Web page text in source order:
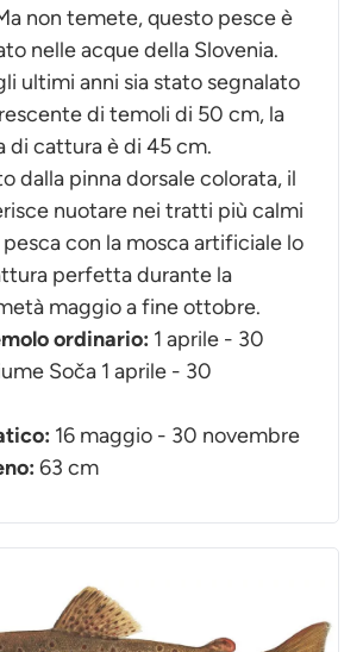
non temete, questo pesce è
nelle acque della Slovenia.
ultimi anni sia stato segnalato
di temoli di 50 cm, la
di cattura è di 45 cm.
dalla pinna dorsale colorata, il
nuotare nei tratti più calmi
con la mosca artificiale lo
perfetta durante la
maggio a fine ottobre.
ordinario: 1 aprile - 30
Soča 1 aprile - 30
16 maggio - 30 novembre
63 cm